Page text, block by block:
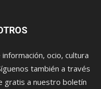
ocio, cultura
también a través
gratis a nuestro boletín